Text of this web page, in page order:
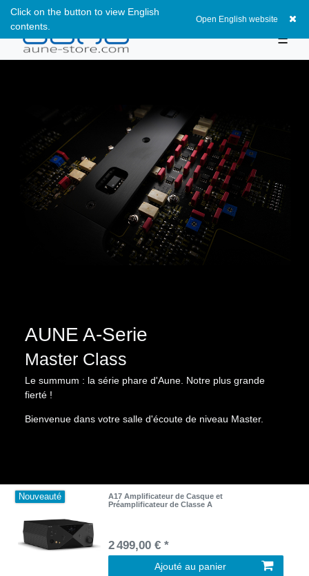
☰
Click on the button to view English
contents.
Open English website
AUNE A-Serie
Master Class
Le summum : la série phare d'Aune. Notre plus grande
fierté !
Bienvenue dans votre salle d'écoute de niveau Master.
Nouveauté
A17 Amplificateur de Casque et
Préamplificateur de Classe A
2 499,00 € *
Ajouté au panier